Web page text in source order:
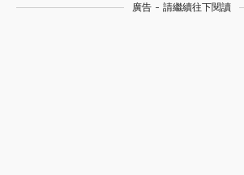
廣告 - 請繼續往下閱讀